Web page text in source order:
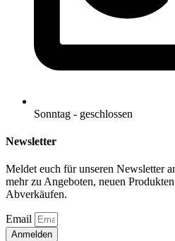
Sonntag - geschlossen
Newsletter
Meldet euch für unseren Newsletter
mehr zu Angeboten, neuen
Abverkäufen.
Email
Anmelden